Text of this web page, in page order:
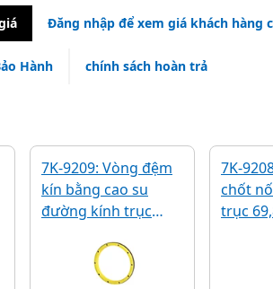
Đăng nhập để xem giá khách hàng
Hành chính sách hoàn trả
7K-9209: Vòng đệm
kín bằng cao su
đường kính trục
7K-
chốt
trục